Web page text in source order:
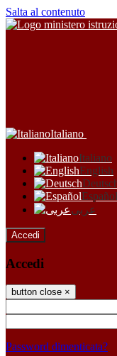
Salta al contenuto
Italiano
Italiano
English
Español
عربى
Accedi
Accedi
button close ×
Password dimenticata?